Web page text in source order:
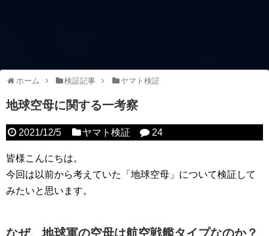
ホーム 検証記事 ヤマト検証
地球空母に関する一考察
2021/12/5 ヤマト検証 24
皆様こんにちは。
今回は以前から考えていた「地球空母」について検証して
みたいと思います。
なぜ、地球軍の空母は航空戦艦タイプなのか？